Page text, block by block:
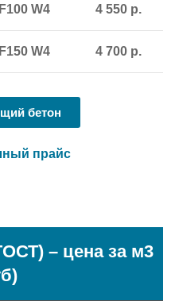
W4 4 550 р.
W4 4 700 р.
бетон
прайс
– цена за м3